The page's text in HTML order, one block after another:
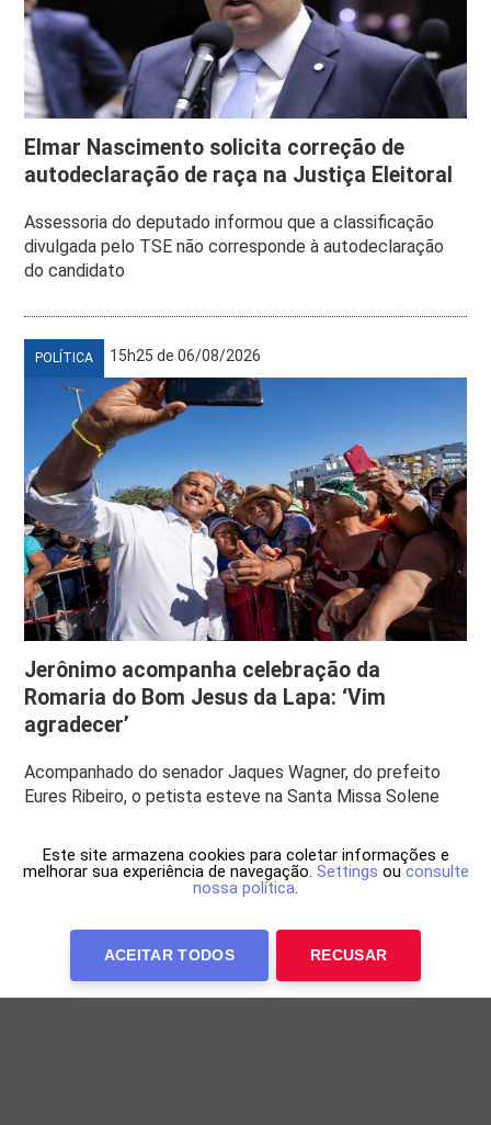
Elmar Nascimento solicita correção de
autodeclaração de raça na Justiça Eleitoral
Assessoria do deputado informou que a classificação
divulgada pelo TSE não corresponde à autodeclaração
do candidato
POLÍTICA 15h25 de 06/08/2026
Jerônimo acompanha celebração da
Romaria do Bom Jesus da Lapa: ‘Vim
agradecer’
Acompanhado do senador Jaques Wagner, do prefeito
Eures Ribeiro, o petista esteve na Santa Missa Solene
Este site armazena cookies para coletar informações e
melhorar sua experiência de navegação. Settings ou consulte
nossa política.
ACEITAR TODOS RECUSAR